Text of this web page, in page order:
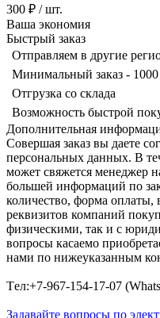
300 ₽ / шт.
Ваша экономия
Быстрый заказ
Отправляем в другие
Минимальный заказ - 1000
Отгрузка со склада
Возможность быстрой
Дополнительная
Совершая заказ вы даете
персональных данных. В
может свяжется менеджер
большей информаций по
количество, форма оплаты,
реквизитов компаний
физическими, так и с
вопросы касаемо
нами по нижеуказанным
Tел:+7-967-154-17-07
Задавайте вопросы по